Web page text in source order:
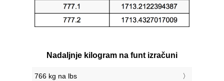
Nadaljnje kilogram na funt izračuni
766 kg na lbs